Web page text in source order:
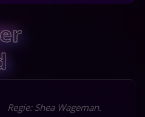
Regie: Shea Wageman.